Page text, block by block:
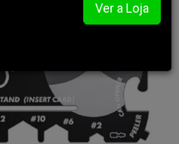
Ver a Loja